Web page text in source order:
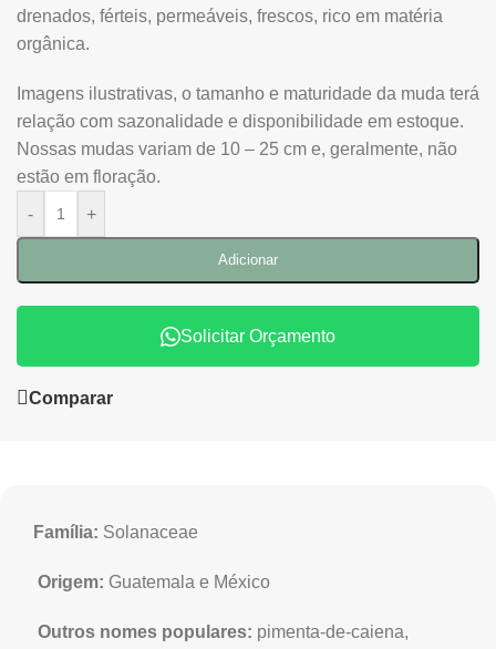
drenados, férteis, permeáveis, frescos, rico em matéria
orgânica.
Imagens ilustrativas, o tamanho e maturidade da muda terá
relação com sazonalidade e disponibilidade em estoque.
Nossas mudas variam de 10 – 25 cm e, geralmente, não
estão em floração.
-
+
Adicionar
Solicitar Orçamento
Comparar
Família: Solanaceae
Origem: Guatemala e México
Outros nomes populares: pimenta-de-caiena,